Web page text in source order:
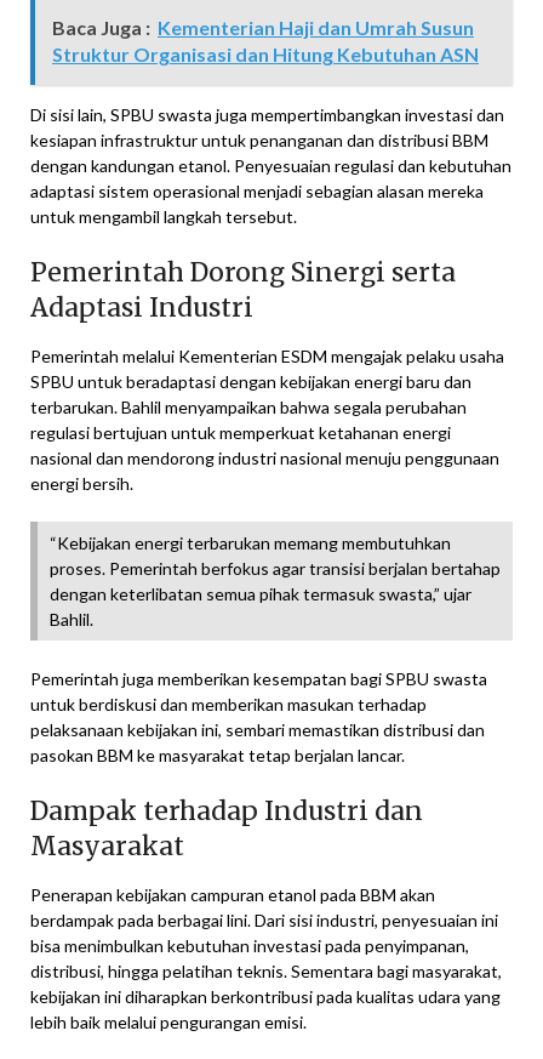
Baca Juga : Kementerian Haji dan Umrah Susun
Struktur Organisasi dan Hitung Kebutuhan ASN
Di sisi lain, SPBU swasta juga mempertimbangkan investasi dan
kesiapan infrastruktur untuk penanganan dan distribusi BBM
dengan kandungan etanol. Penyesuaian regulasi dan kebutuhan
adaptasi sistem operasional menjadi sebagian alasan mereka
untuk mengambil langkah tersebut.
Pemerintah Dorong Sinergi serta
Adaptasi Industri
Pemerintah melalui Kementerian ESDM mengajak pelaku usaha
SPBU untuk beradaptasi dengan kebijakan energi baru dan
terbarukan. Bahlil menyampaikan bahwa segala perubahan
regulasi bertujuan untuk memperkuat ketahanan energi
nasional dan mendorong industri nasional menuju penggunaan
energi bersih.
“Kebijakan energi terbarukan memang membutuhkan
proses. Pemerintah berfokus agar transisi berjalan bertahap
dengan keterlibatan semua pihak termasuk swasta,” ujar
Bahlil.
Pemerintah juga memberikan kesempatan bagi SPBU swasta
untuk berdiskusi dan memberikan masukan terhadap
pelaksanaan kebijakan ini, sembari memastikan distribusi dan
pasokan BBM ke masyarakat tetap berjalan lancar.
Dampak terhadap Industri dan
Masyarakat
Penerapan kebijakan campuran etanol pada BBM akan
berdampak pada berbagai lini. Dari sisi industri, penyesuaian ini
bisa menimbulkan kebutuhan investasi pada penyimpanan,
distribusi, hingga pelatihan teknis. Sementara bagi masyarakat,
kebijakan ini diharapkan berkontribusi pada kualitas udara yang
lebih baik melalui pengurangan emisi.